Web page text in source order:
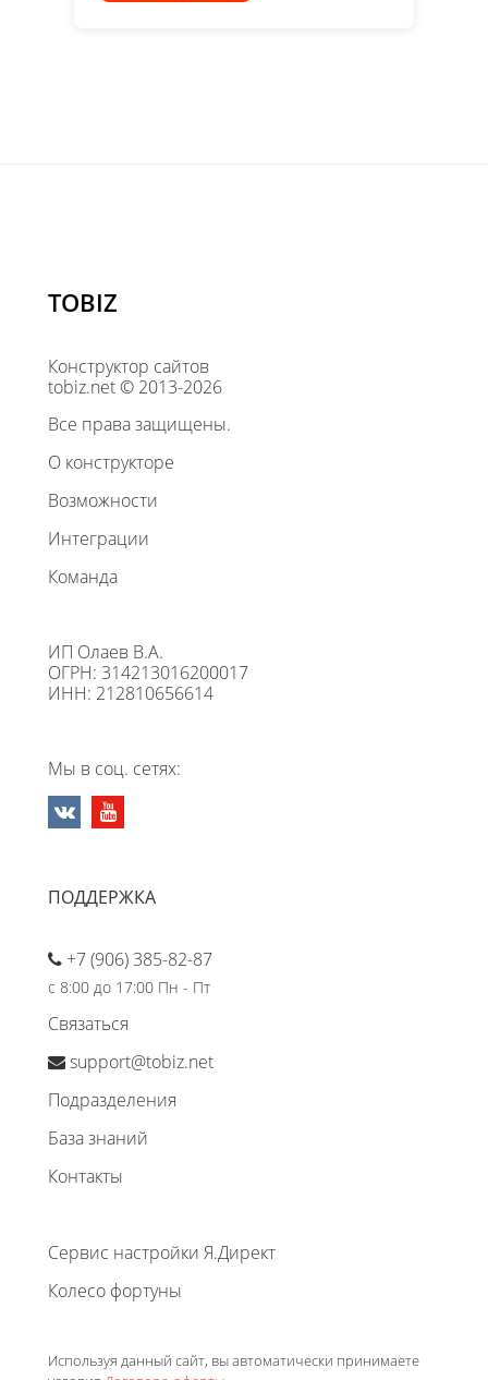
TOBIZ
Конструктор сайтов
tobiz.net © 2013-2026
Все права защищены.
О конструкторе
Возможности
Интеграции
Команда
ИП Олаев В.А.
ОГРН: 314213016200017
ИНН: 212810656614
Мы в соц. сетях:
ПОДДЕРЖКА
+7 (906) 385-82-87
с 8:00 до 17:00 Пн - Пт
Связаться
support@tobiz.net
Подразделения
База знаний
Контакты
Сервис настройки Я.Директ
Колесо фортуны
Используя данный сайт, вы автоматически принимаете